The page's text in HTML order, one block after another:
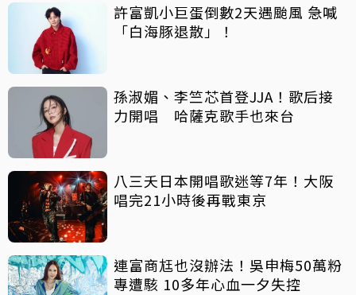
許富凱小巨蛋倒數2天遇颱風 急喊
「白海豚退散」！
孫淑媚、李竺芯首登JJA！歌后接
力開唱 哈薩克歌手也來台
八三夭日本開唱歌迷等7年！大阪
唱完21小時後再戰東京
連富商尪也沒辦法！吳申梅50萬粉
專遭駭 10多年心血一夕失控